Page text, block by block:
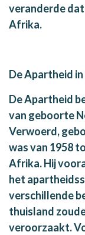
veranderde
Afrika.
De Apartheid
De Apartheid
van geboorte
Verwoerd,
was van 1958
Afrika. Hij
het
verschillende
thuisland
veroorzaakt.